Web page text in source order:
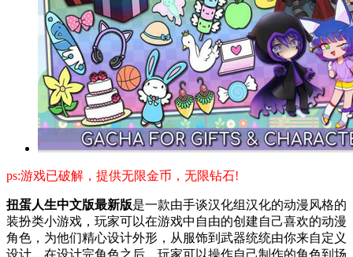
ps:游戏已破解，提供无限金币，无限钻石!
扭蛋人生中文版最新版是一款由手谈汉化组汉化的动漫风格的
装扮类小游戏，玩家可以在游戏中自由的创建自己喜欢的动漫
角色，为他们精心设计外形，从服饰到武器统统由你来自定义